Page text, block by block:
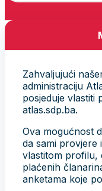
Zahvaljujući
administraciju
posjeduje vlastiti
atlas.sdp.ba.
Ova mogućnost
da sami provjere
vlastitom profilu,
plaćenih
anketama koje